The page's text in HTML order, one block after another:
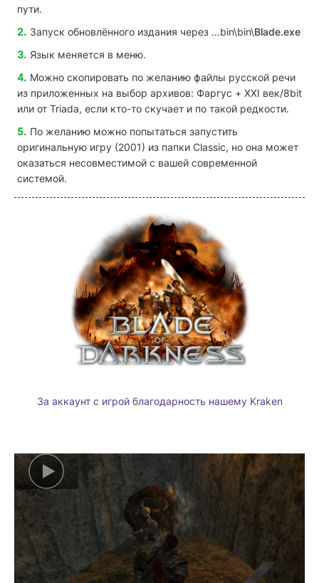
пути.
Запуск обновлённого издания через ...bin\bin\Blade.exe
Язык меняется в меню.
Можно скопировать по желанию файлы русской речи
из приложенных на выбор архивов: Фаргус + XXI век/8bit
или от Triada, если кто-то скучает и по такой редкости.
По желанию можно попытаться запустить
оригинальную игру (2001) из папки Classic, но она может
оказаться несовместимой с вашей современной
системой.
За аккаунт с игрой благодарность нашему Kraken